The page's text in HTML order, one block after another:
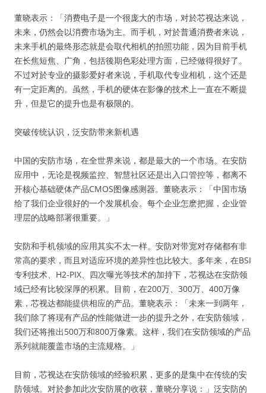
董晓表示：「消费电子是一个很庞大的市场，对於芯视达来说，
未来，仍然会以消费市场为主。而手机，对於普通消费者来说，
未来手机的最终形态就是会取代相机的拍照功能，因为目前手机
在长焦短焦、广角，包括後期色彩处理方面，已经做得很好了。
不过对於专业的摄影爱好者来说，手机取代专业相机，这个还是
有一定距离的。虽然，手机的硬体在影像的技术上一直在不断提
升，但是它的提升也是有极限的。
突破传统认识，泛安防带来新机遇
中国的安防市场，在全世界来说，都是最大的一个市场。在安防
应用中，无论是视频监控、智慧社区还是出入口管控等，都离不
开核心基础硬体产品CMOS图像感测器。董晓表示：「中国市场
给了我们企业很好的一个发展机会。每个企业怎麽把握，企业管
理层的战略部署很重要。」
安防和手机领域的应用其实不太一样。安防对带宽对存储都有非
常高的要求，而且对适应环境的差异性也比较大。多年来，在BSI
专利技术、H2-PIX、四次曝光等技术的加持下，芯视达在安防领
域已经有比较深厚的积累。目前，在200万、300万、400万像
素，芯视达都能提供相应的产品。董晓表示：「未来一到两年，
我们除了将现有产品的性能做进一步的提升之外，在安防领域，
我们还将推出500万和800万像素。这样，我们在安防领域的产品
系列就能覆盖市场的主流规格。」
目前，芯视达在安防领域的经验积累，更多的是集中在传统的安
防领域。对於参加此次安防展的收获，董晓分享说：」泛安防的